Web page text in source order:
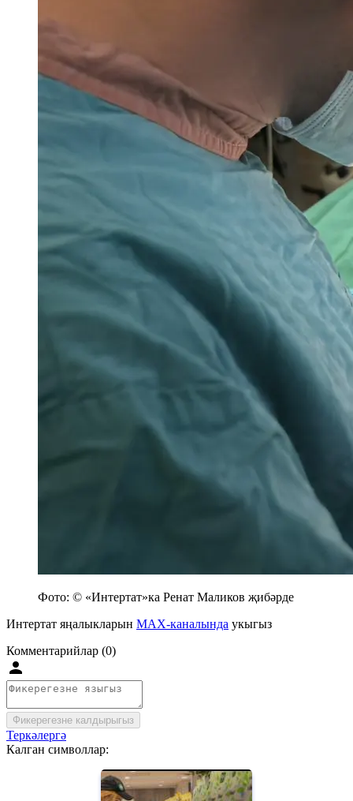
Фото: © «Интертат»ка Ренат Маликов җибәрде
Интертат яңалыкларын MAX-каналында укыгыз
Комментарийлар (0)
Фикерегезне калдырыгыз
Теркәлергә
Калган символлар: